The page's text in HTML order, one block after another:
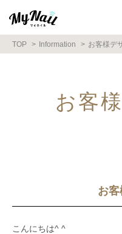
TOP Information お客様デ
お客
お
こんにちは^ ^